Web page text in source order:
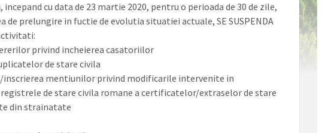
incepand cu data de 23 martie 2020, pentru o perioada de 30 de zile,
de prelungire in fuctie de evolutia situatiei actuale, SE SUSPENDA
privind incheierea casatoriilor
de stare civila
inscrierea mentiunilor privind modificarile intervenite in
de stare civila romane a certificatelor/extraselor de stare
din strainatate